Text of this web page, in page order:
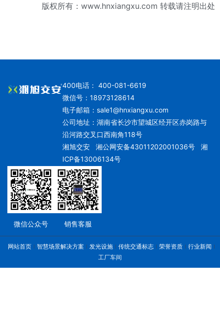
版权所有： www.hnxiangxu.com 转载请注明出处
400电话： 400-081-6619
微信号：18973128614
电子邮箱： sale1@hnxiangxu.com
公司地址：湖南省长沙市望城区经开区赤岗路与
沿河路交叉口西南角118号
湘旭交安湘公网安备43011202001036号
湘
ICP备13006134号
微信公众号 销售客服
网站首页 智慧场景解决方案 发光设施 传统交通标志 荣誉资质
行业新闻
工厂车间